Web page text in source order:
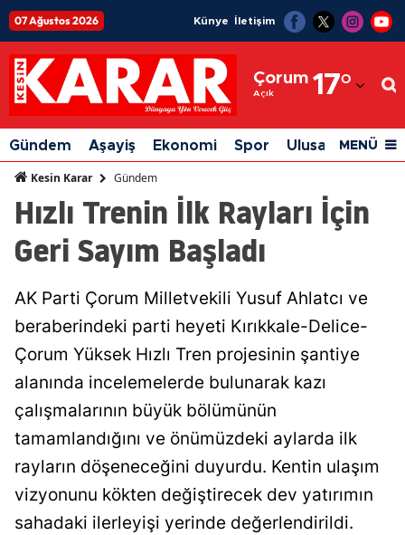
07 Ağustos 2026 Künye İletişim
Çorum
Açık 17°
Adıyaman
Afyonkarahisar
Ağrı
Amasya
Aydın
Balıkesir
Bingöl
Bitlis
Gündem Aşayiş Ekonomi Spor Ulusal Siyaset
MENÜ
Kesin Karar Gündem
Hızlı Trenin İlk Rayları İçin
Geri Sayım Başladı
AK Parti Çorum Milletvekili Yusuf Ahlatcı ve
beraberindeki parti heyeti Kırıkkale-Delice-
Çorum Yüksek Hızlı Tren projesinin şantiye
alanında incelemelerde bulunarak kazı
çalışmalarının büyük bölümünün
tamamlandığını ve önümüzdeki aylarda ilk
rayların döşeneceğini duyurdu. Kentin ulaşım
vizyonunu kökten değiştirecek dev yatırımın
sahadaki ilerleyişi yerinde değerlendirildi.